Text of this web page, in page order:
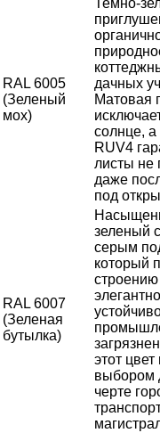
RAL 6005
(Зеленый
мох)
Темно-
дачных
Матовая
солнце, а
RUV4
листы не
даже
под
RAL 6007
(Зеленая
бутылка)
зеленый
серым
который
этот
выбором
черте